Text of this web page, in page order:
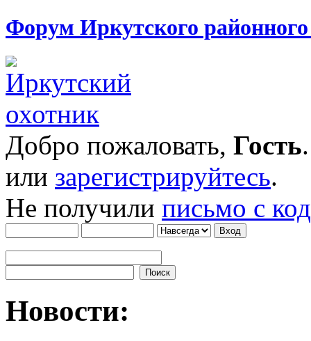
Форум Иркутского
Добро пожаловать, Гость
или зарегистрируйтесь.
Не получили письмо с
Новости: